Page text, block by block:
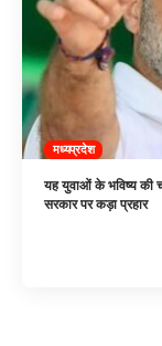
मध्यप्रदेश
यह युवाओं के भविष्य की
सरकार पर कड़ा प्रहार